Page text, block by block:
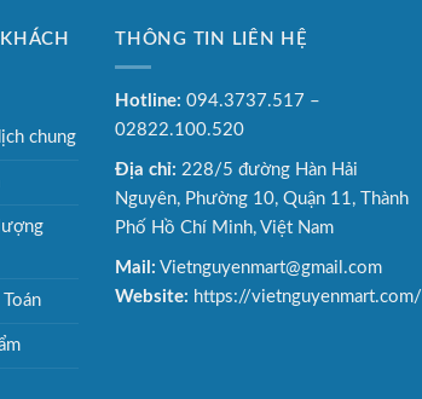
chung
THÔNG TIN LIÊN HỆ
Hotline: 094.3737.517 –
02822.100.520
Địa chỉ: 228/5 đường Hàn Hải
Nguyên, Phường 10, Quận 11, Thành
Phố Hồ Chí Minh, Việt Nam
Mail: Vietnguyenmart@gmail.com
Website: https://vietnguyenmart.com/